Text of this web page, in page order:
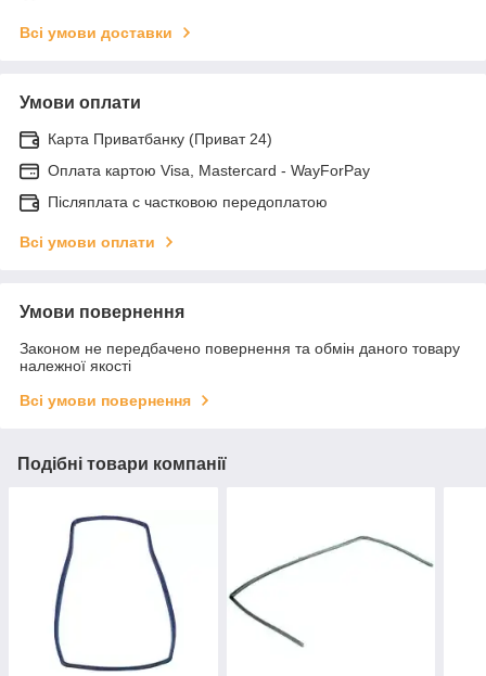
Всі умови доставки
Умови оплати
Карта Приватбанку (Приват 24)
Оплата картою Visa, Mastercard - WayForPay
Післяплата с частковою передоплатою
Всі умови оплати
Умови повернення
Законом не передбачено повернення та обмін даного товару
належної якості
Всі умови повернення
Подібні товари компанії